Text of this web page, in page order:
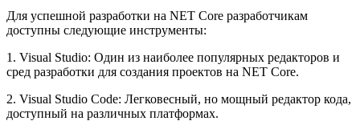
Для успешной разработки на NET Core разработчикам
доступны следующие инструменты:
1. Visual Studio: Один из наиболее популярных редакторов и
сред разработки для создания проектов на NET Core.
2. Visual Studio Code: Легковесный, но мощный редактор кода,
доступный на различных платформах.